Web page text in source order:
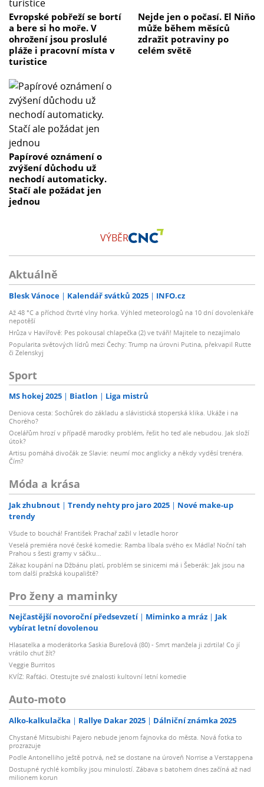
Evropské pobřeží se bortí
a bere si ho moře. V
ohrožení jsou proslulé
pláže i pracovní místa v
turistice
Nejde jen o počasí. El Niňo
může během měsíců
zdražit potraviny po
celém světě
Papírové oznámení o
zvýšení důchodu už
nechodí automaticky.
Stačí ale požádat jen
jednou
VÝBĚR
Aktuálně
Blesk Vánoce Kalendář svátků 2025 INFO.cz
Až 48 °C a příchod čtvrté vlny horka. Výhled meteorologů na 10 dní dovolenkáře
nepotěší
Hrůza v Havířově: Pes pokousal chlapečka (2) ve tváři! Majitele to nezajímalo
Popularita světových lídrů mezi Čechy: Trump na úrovni Putina, překvapil Rutte
či Zelenskyj
Sport
MS hokej 2025 Biatlon Liga mistrů
Deniova cesta: Sochůrek do základu a slávistická stoperská klika. Ukáže i na
Chorého?
Ocelářům hrozí v případě marodky problém, řešit ho teď ale nebudou. Jak složí
útok?
Artisu pomáhá divočák ze Slavie: neumí moc anglicky a někdy vyděsí trenéra.
Čím?
Móda a krása
Jak zhubnout Trendy nehty pro jaro 2025
Nové make-up
trendy
Všude to bouchá! František Prachař zažil v letadle horor
Veselá premiéra nové české komedie: Ramba líbala svého ex Mádla! Noční tah
Prahou s šesti gramy v sáčku…
Zákaz koupání na Džbánu platí, problém se sinicemi má i Šeberák: Jak jsou na
tom další pražská koupaliště?
Pro ženy a maminky
Nejčastější novoroční předsevzetí Miminko a mráz
Jak
vybírat letní dovolenou
Hlasatelka a moderátorka Saskia Burešová (80) - Smrt manžela ji zdrtila! Co jí
vrátilo chuť žít?
Veggie Burritos
KVÍZ: Rafťáci. Otestujte své znalosti kultovní letní komedie
Auto-moto
Alko-kalkulačka Rallye Dakar 2025 Dálniční známka 2025
Chystané Mitsubishi Pajero nebude jenom fajnovka do města. Nová fotka to
prozrazuje
Podle Antonelliho ještě potrvá, než se dostane na úroveň Norrise a Verstappena
Dostupné rychlé kombíky jsou minulostí. Zábava s batohem dnes začíná až nad
milionem korun